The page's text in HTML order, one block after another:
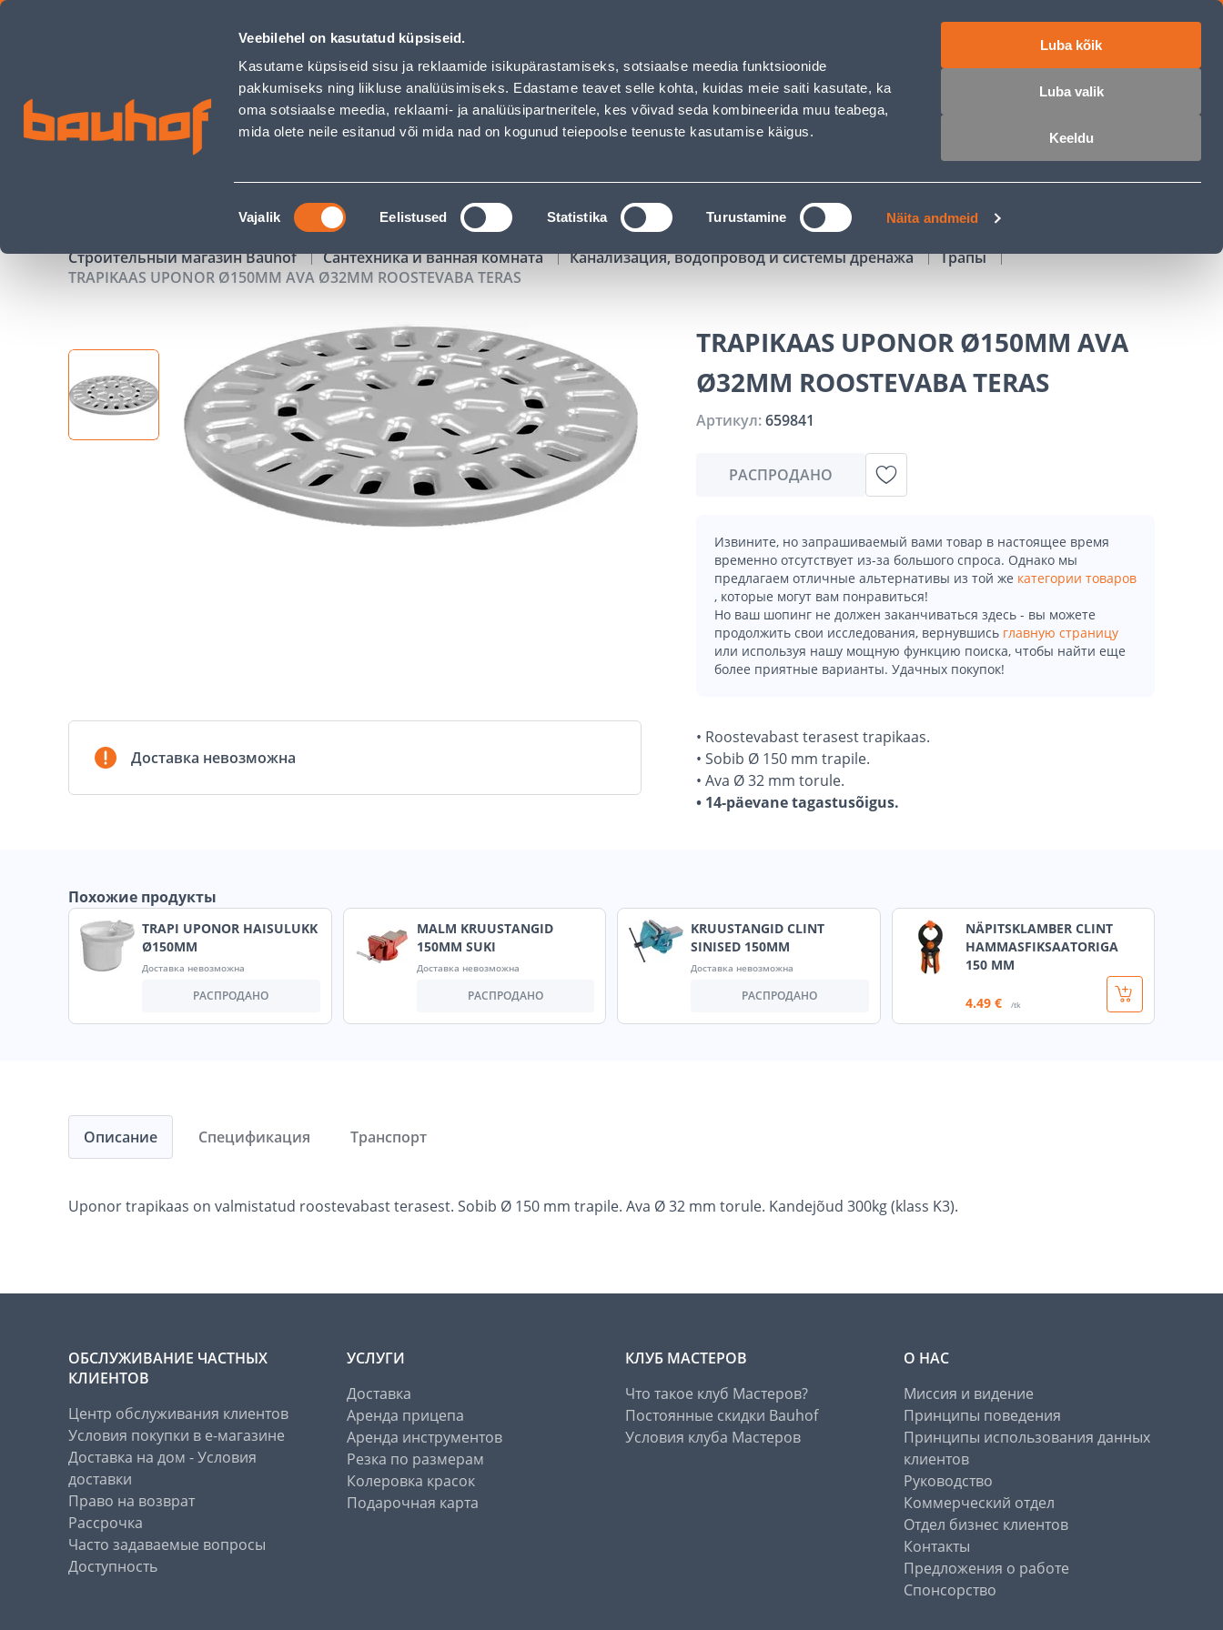
Veebilehel on kasutatud küpsiseid.
Kasutame küpsiseid sisu ja reklaamide isikupärastamiseks, sotsiaalse meedia funktsioonide
pakkumiseks ning liikluse analüüsimiseks. Edastame teavet selle kohta, kuidas meie saiti kasutate, ka
oma sotsiaalse meedia, reklaami- ja analüüsipartneritele, kes võivad seda kombineerida muu teabega,
mida olete neile esitanud või mida nad on kogunud teiepoolse teenuste kasutamise käigus.
Nõusoleku
valik
Vajalik Eelistused Statistika Turustamine Näita andmeid
Luba kõik
Luba valik
Keeldu
TRAPIKAAS UPONOR Ø150MM AVA Ø32MM ROOSTEVABA TERAS - Bauhof has loaded
Обслуживание бизнес-клиентов Обслуживание частных клиентов Услуги Предложения о работе
ПОИСК
АКЦИИ КАТАЛОГИ АРЕНДА ИНСТРУМЕНТОВ РАССРОЧКА
Строительный магазин Bauhof Сантехника и ванная комната Канализация, водопровод и системы дренажа
Трапы
TRAPIKAAS UPONOR Ø150MM AVA Ø32MM ROOSTEVABA TERAS
Доставка невозможна
TRAPIKAAS UPONOR Ø150MM AVA
Ø32MM ROOSTEVABA TERAS
Артикул:659841
РАСПРОДАНО
Извините, но запрашиваемый вами товар в настоящее время
временно отсутствует из-за большого спроса. Однако мы
предлагаем отличные альтернативы из той же категории товаров
, которые могут вам понравиться!
Но ваш шопинг не должен заканчиваться здесь - вы можете
продолжить свои исследования, вернувшись главную страницу
или используя нашу мощную функцию поиска, чтобы найти еще
более приятные варианты. Удачных покупок!
• Roostevabast terasest trapikaas.
• Sobib Ø 150 mm trapile.
• Ava Ø 32 mm torule.
• 14-päevane tagastusõigus.
Похожие продукты
TRAPI UPONOR HAISULUKK
Ø150MM
Доставка невозможна
РАСПРОДАНО
MALM KRUUSTANGID
150MM SUKI
Доставка невозможна
РАСПРОДАНО
KRUUSTANGID CLINT
SINISED 150MM
Доставка невозможна
РАСПРОДАНО
NÄPITSKLAMBER CLINT
HAMMASFIKSAATORIGA
150 MM
4.49 € /tk
Описание
Uponor trapikaas on valmistatud roostevabast terasest. Sobib Ø 150 mm trapile. Ava Ø 32 mm torule. Kandejõud 300kg (klass K3).
Спецификация Транспорт
ОБСЛУЖИВАНИЕ ЧАСТНЫХ
КЛИЕНТОВ
Центр обслуживания клиентов
Условия покупки в е-магазине
Доставка на дом - Условия
доставки
Право на возврат
Рассрочка
Часто задаваемые вопросы
Доступность
УСЛУГИ
Доставка
Аренда прицепа
Аренда инструментов
Резка по размерам
Колеровка красок
Подарочная карта
КЛУБ МАСТЕРОВ
Что такое клуб Мастеров?
Постоянные скидки Bauhof
Условия клуба Мастеров
О НАС
Миссия и видение
Принципы поведения
Принципы использования данных
клиентов
Руководство
Коммерческий отдел
Отдел бизнес клиентов
Контакты
Предложения о работе
Спонсорство